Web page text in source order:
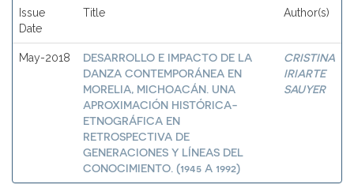
Issue
Date
Title Author(s)
May-2018
DESARROLLO E IMPACTO DE LA
DANZA CONTEMPORÁNEA EN
MORELIA, MICHOACÁN. UNA
APROXIMACIÓN HISTÓRICA-
ETNOGRÁFICA EN
RETROSPECTIVA DE
GENERACIONES Y LÍNEAS DEL
CONOCIMIENTO. (1945 A 1992)
CRISTINA
IRIARTE
SAUYER